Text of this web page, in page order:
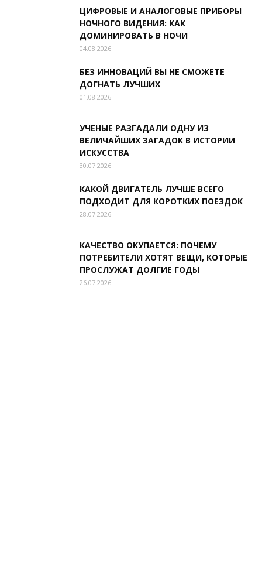
ЦИФРОВЫЕ И АНАЛОГОВЫЕ ПРИБОРЫ
НОЧНОГО ВИДЕНИЯ: КАК
ДОМИНИРОВАТЬ В НОЧИ
04.08.2026
БЕЗ ИННОВАЦИЙ ВЫ НЕ СМОЖЕТЕ
ДОГНАТЬ ЛУЧШИХ
01.08.2026
УЧЕНЫЕ РАЗГАДАЛИ ОДНУ ИЗ
ВЕЛИЧАЙШИХ ЗАГАДОК В ИСТОРИИ
ИСКУССТВА
30.07.2026
КАКОЙ ДВИГАТЕЛЬ ЛУЧШЕ ВСЕГО
ПОДХОДИТ ДЛЯ КОРОТКИХ ПОЕЗДОК
28.07.2026
КАЧЕСТВО ОКУПАЕТСЯ: ПОЧЕМУ
ПОТРЕБИТЕЛИ ХОТЯТ ВЕЩИ, КОТОРЫЕ
ПРОСЛУЖАТ ДОЛГИЕ ГОДЫ
26.07.2026